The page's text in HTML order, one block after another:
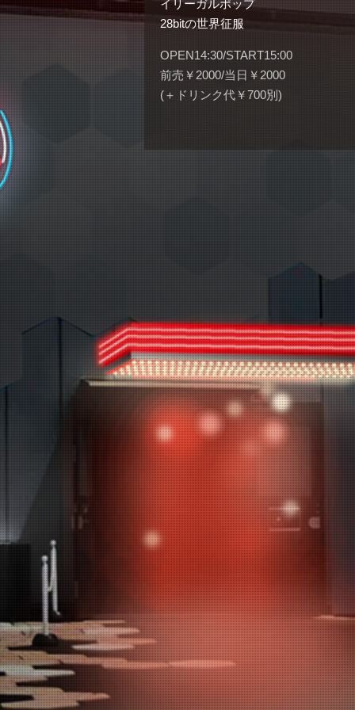
イリーガルポップ
28bitの世界征服
OPEN14:30/START15:00
前売￥2000/当日￥2000
(＋ドリンク代￥700別)